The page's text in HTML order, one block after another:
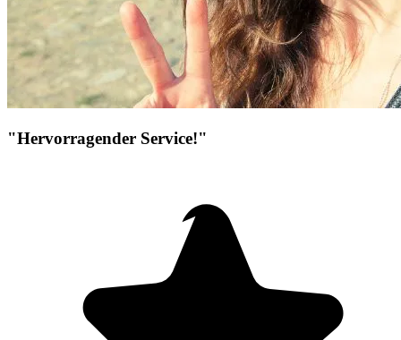
"Hervorragender Service!"